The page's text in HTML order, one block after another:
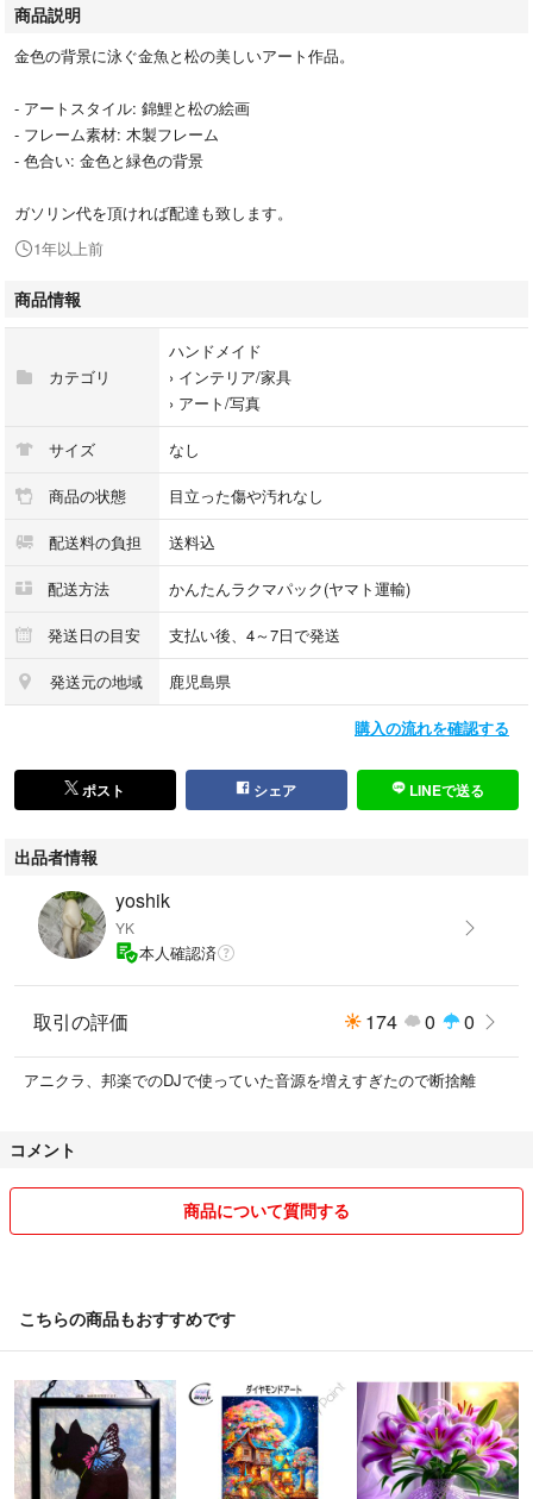
商品説明
金色の背景に泳ぐ金魚と松の美しいアート作品。
- アートスタイル: 錦鯉と松の絵画
- フレーム素材: 木製フレーム
- 色合い: 金色と緑色の背景
ガソリン代を頂ければ配達も致します。
1年以上前
商品情報
カテゴリ
ハンドメイド
› インテリア/家具
› アート/写真
サイズ なし
商品の状態 目立った傷や汚れなし
配送料の負担 送料込
配送方法 かんたんラクマパック(ヤマト運輸)
発送日の目安 支払い後、4～7日で発送
発送元の地域 鹿児島県
購入の流れを確認する
ポスト シェア LINEで送る
出品者情報
yoshik
YK
本人確認済
取引の評価 174 0 0
アニクラ、邦楽でのDJで使っていた音源を増えすぎたので断捨離
コメント
商品について質問する
こちらの商品もおすすめです